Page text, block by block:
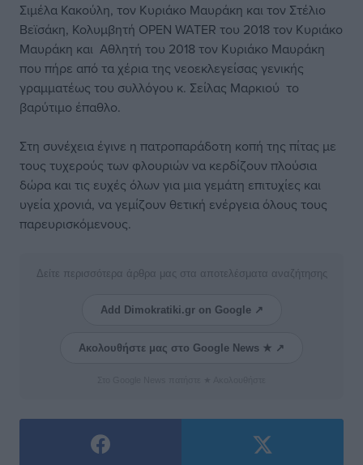
Σιμέλα Κακούλη, τον Κυριάκο Μαυράκη και τον Στέλιο
Βεϊσάκη, Κολυμβητή OPEN WATER του 2018 τον Κυριάκο
Μαυράκη και Αθλητή του 2018 τον Κυριάκο Μαυράκη
που πήρε από τα χέρια της νεοεκλεγείσας γενικής
γραμματέως του συλλόγου κ. Σείλας Μαρκιού το
βαρύτιμο έπαθλο.
Στη συνέχεια έγινε η πατροπαράδοτη κοπή της πίτας με
τους τυχερούς των φλουριών να κερδίζουν πλούσια
δώρα και τις ευχές όλων για μια γεμάτη επιτυχίες και
υγεία χρονιά, να γεμίζουν θετική ενέργεια όλους τους
παρευρισκόμενους.
Δείτε περισσότερα άρθρα μας στα αποτελέσματα αναζήτησης
Add Dimokratiki.gr on Google ↗
Ακολουθήστε μας στο Google News ★ ↗